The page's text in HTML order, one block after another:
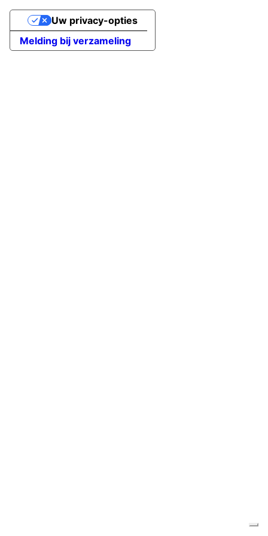
Melding bij verzameling
Uw privacy-opties